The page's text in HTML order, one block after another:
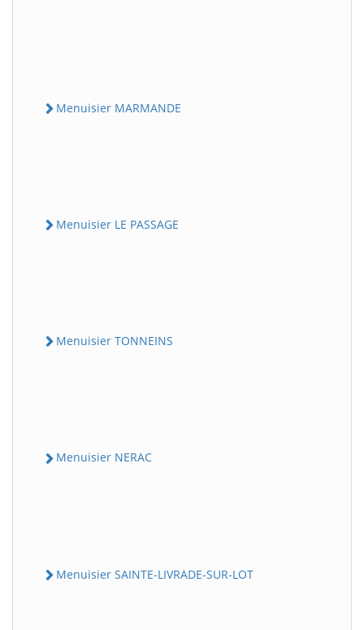
Menuisier MARMANDE
Menuisier LE PASSAGE
Menuisier TONNEINS
Menuisier NERAC
Menuisier SAINTE-LIVRADE-SUR-LOT